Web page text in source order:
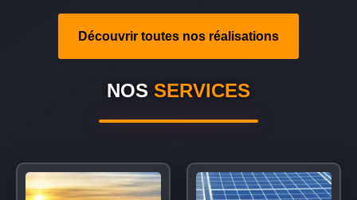
Découvrir toutes nos réalisations
NOS SERVICES